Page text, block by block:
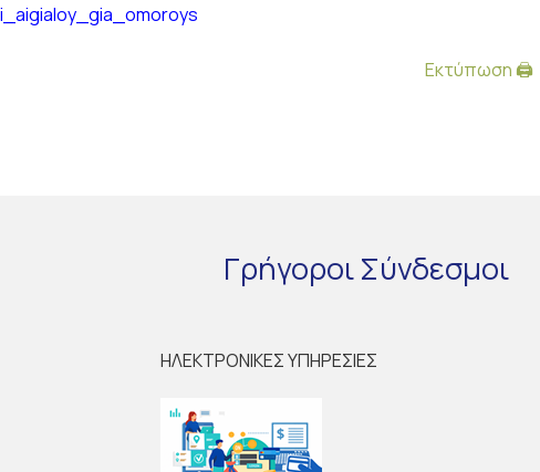
Εκτύπωση 🖨
ΓρήγοροιΣύνδεσμοι
ΗΛΕΚΤΡΟΝΙΚΕΣ ΥΠΗΡΕΣΙΕΣ